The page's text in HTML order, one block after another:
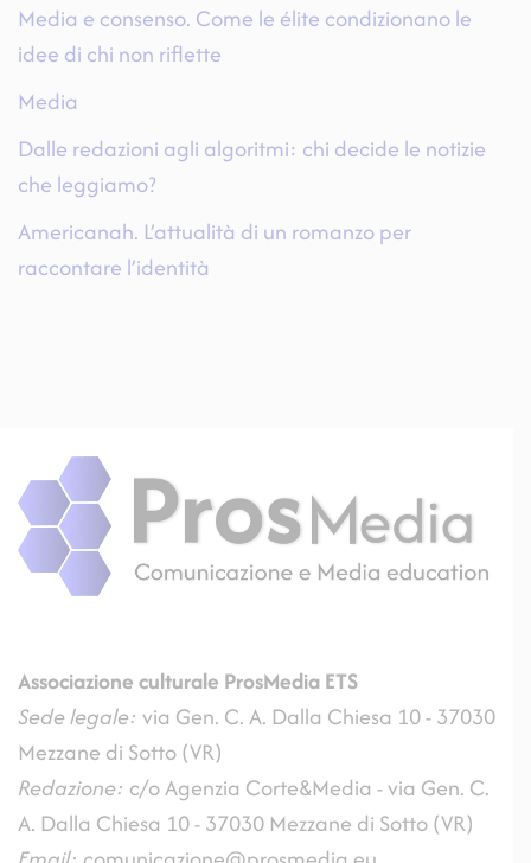
Media e consenso. Come le élite condizionano le
idee di chi non riflette
Media
Dalle redazioni agli algoritmi: chi decide le notizie
che leggiamo?
Americanah. L’attualità di un romanzo per
raccontare l’identità
Associazione culturale ProsMediaETS
Sede legale: via Gen. C. A. Dalla Chiesa 10 - 37030
Mezzane di Sotto (VR)
Redazione: c/o Agenzia Corte&Media - via Gen. C.
A. Dalla Chiesa 10 - 37030 Mezzane di Sotto (VR)